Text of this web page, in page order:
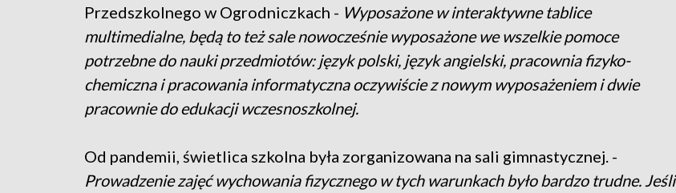
Przedszkolnego w Ogrodniczkach - Wyposażone w interaktywne tablice
multimedialne, będą to też sale nowocześnie wyposażone we wszelkie pomoce
potrzebne do nauki przedmiotów: język polski, język angielski, pracownia fizyko-
chemiczna i pracowania informatyczna oczywiście z nowym wyposażeniem i dwie
pracownie do edukacji wczesnoszkolnej.
Od pandemii, świetlica szkolna była zorganizowana na sali gimnastycznej. -
Prowadzenie zajęć wychowania fizycznego w tych warunkach było bardzo trudne. Jeśli